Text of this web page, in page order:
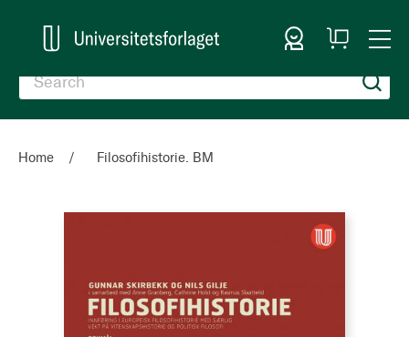
Sign In
My
Cart
Home Filosofihistorie. BM